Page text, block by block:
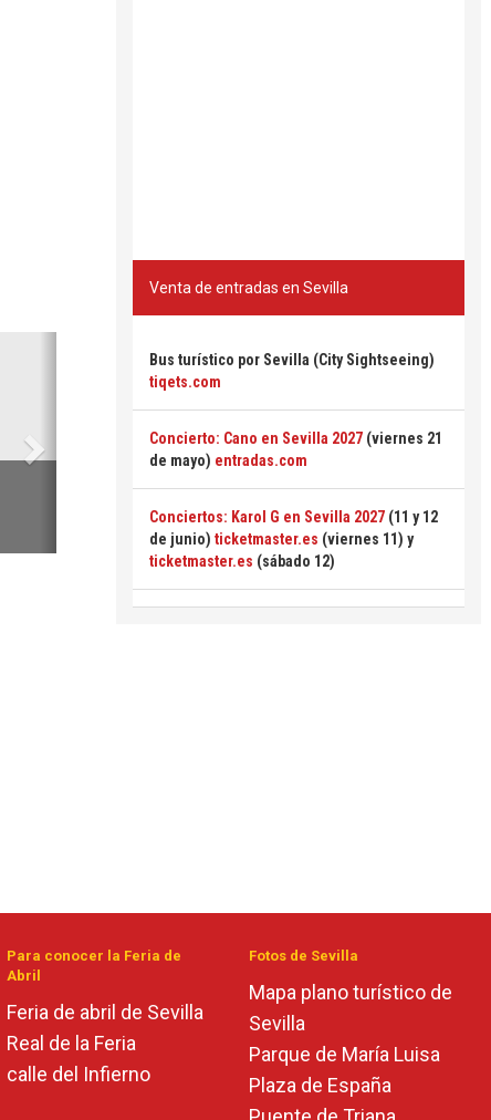
Venta de entradas en Sevilla
Bus turístico por Sevilla (City Sightseeing)
tiqets.com
Concierto: Cano en Sevilla 2027 (viernes 21
de mayo) entradas.com
Conciertos: Karol G en Sevilla 2027 (11 y 12
de junio) ticketmaster.es (viernes 11) y
ticketmaster.es (sábado 12)
Para conocer la Feria de
Abril
Feria de abril de Sevilla
Real de la Feria
calle del Infierno
Fotos de Sevilla
Mapa plano turístico de
Sevilla
Parque de María Luisa
Plaza de España